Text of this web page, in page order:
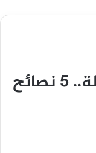
بعد واقعة حسناء الوكالة.. 5 نصائح